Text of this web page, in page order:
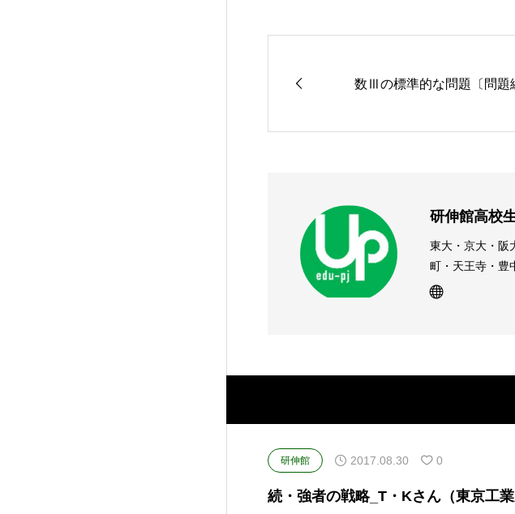
数Ⅲの標準的な問題〔問題
研伸館高校
東大・京大・阪
町・天王寺・豊
受験予備校・進
研伸館 2017.08.30 0
続・強者の戦略_T・Kさん（東京工業